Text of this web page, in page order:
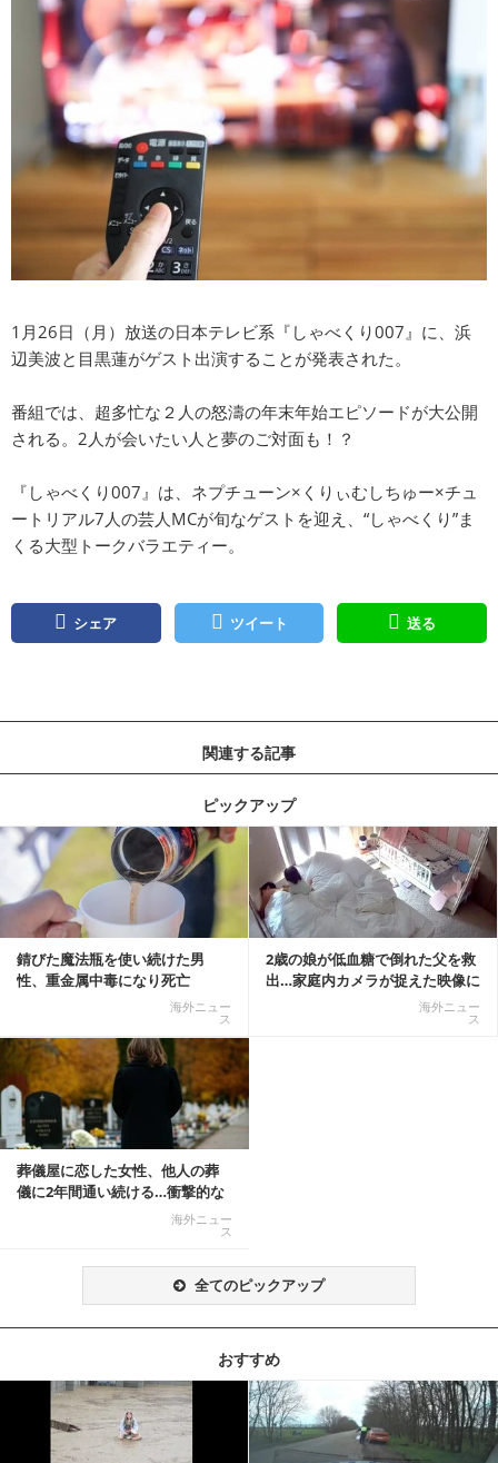
1月26日（月）放送の日本テレビ系『しゃべくり007』に、浜
辺美波と目黒蓮がゲスト出演することが発表された。
番組では、超多忙な２人の怒濤の年末年始エピソードが大公開
される。2人が会いたい人と夢のご対面も！？
『しゃべくり007』は、ネプチューン×くりぃむしちゅー×チュ
ートリアル7人の芸人MCが旬なゲストを迎え、“しゃべくり”ま
くる大型トークバラエティー。
シェア ツイート 送る
関連する記事
ピックアップ
錆びた魔法瓶を使い続けた男
性、重金属中毒になり死亡
海外ニュー
ス
2歳の娘が低血糖で倒れた父を救
出…家庭内カメラが捉えた映像に
海外ニュー
ス
記事を読む
葬儀屋に恋した女性、他人の葬
儀に2年間通い続ける…衝撃的な
海外ニュー
ス
全てのピックアップ
おすすめ
記事を読む